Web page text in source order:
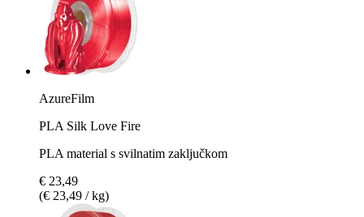
AzureFilm
PLA Silk Love Fire
PLA material s svilnatim zaključkom
€ 23,49
(€ 23,49 / kg)